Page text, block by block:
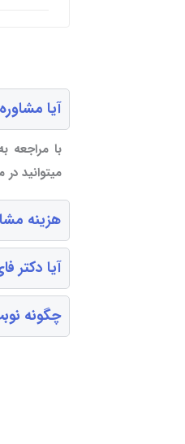
آیا
با مراجعه
میتوانید
هزینه
آیا دکتر
چگونه